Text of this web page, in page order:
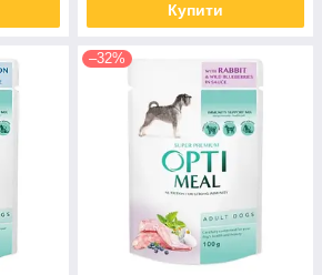
Купити
–32%